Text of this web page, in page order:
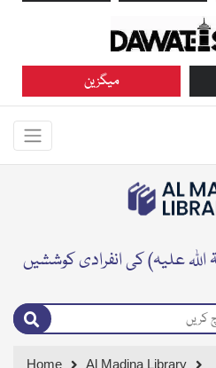
میگزین
علیہ) کی انفرادی کوششیں
Home
Al Madina Library